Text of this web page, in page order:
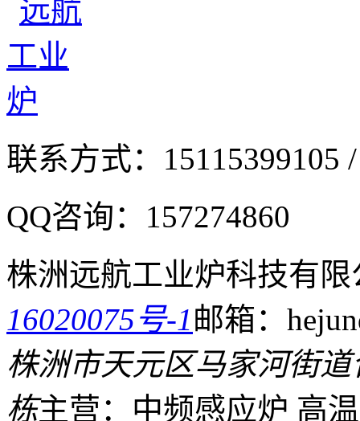
联系方式： 15115399105
QQ咨询： 157274860
株洲远航工业炉科技有限
16020075号-1邮箱：
株洲市天元区马家河街
栋主营：中频感应炉 高